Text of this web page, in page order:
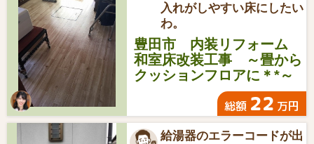
入れがしやすい床にしたい
わ。
豊田市 内装リフォーム
和室床改装工事 ～畳から
クッションフロアに＊*～
総額 22 万円
給湯器のエラーコードが出